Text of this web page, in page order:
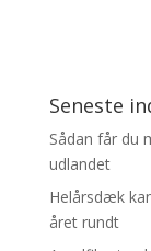
Seneste
Sådan får du
udlandet
Helårsdæk
året rundt